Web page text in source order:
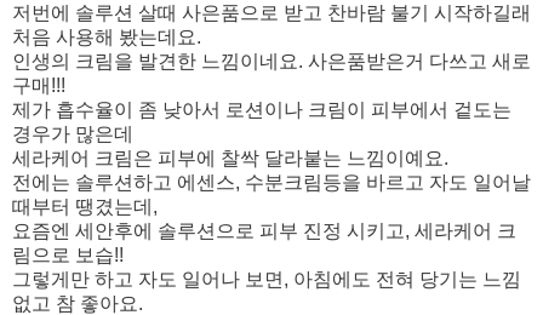
저번에 솔루션 살때 사은품으로 받고 찬바람 불기 시작하길래
처음 사용해 봤는데요.
인생의 크림을 발견한 느낌이네요. 사은품받은거 다쓰고 새로
구매!!!
제가 흡수율이 좀 낮아서 로션이나 크림이 피부에서 겉도는
경우가 많은데
세라케어 크림은 피부에 찰싹 달라붙는 느낌이예요.
전에는 솔루션하고 에센스, 수분크림등을 바르고 자도 일어날
때부터 땡겼는데,
요즘엔 세안후에 솔루션으로 피부 진정 시키고, 세라케어 크
림으로 보습!!
그렇게만 하고 자도 일어나 보면, 아침에도 전혀 당기는 느낌
없고 참 좋아요.